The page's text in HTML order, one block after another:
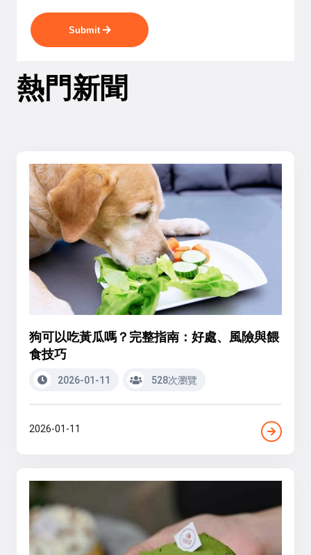
Submit
熱門新聞
狗可以吃黃瓜嗎？完整指南：好處、風險與餵
食技巧
2026-01-11 528次瀏覽
2026-01-11